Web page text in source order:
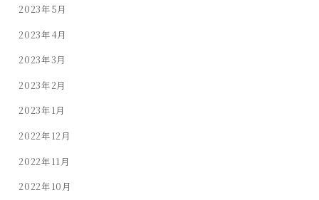
2023年5月
2023年4月
2023年3月
2023年2月
2023年1月
2022年12月
2022年11月
2022年10月